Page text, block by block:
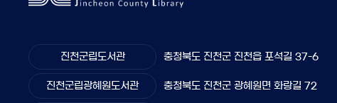
진천군립도서관 충청북도 진천군 진천읍 포석길 37-6
진천군립광혜원도서관 충청북도 진천군 광혜원면 화랑길 72